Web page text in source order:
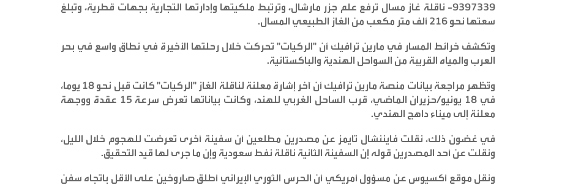
9397339- ناقلة غاز مسال ترفع علم جزر مارشال، وترتبط ملكيتها وإدارتها التجارية بجهات قطرية، وتبلغ
سعتها نحو 216 ألف متر مكعب من الغاز الطبيعي المسال
.
وتكشف خرائط المسار في مارين ترافيك أن "الركيات" تحركت خلال رحلتها الأخيرة في نطاق واسع في بحر
العرب والمياه القريبة من السواحل الهندية والباكستانية.
وتُظهر مراجعة بيانات منصة مارين ترافيك أن آخر إشارة معلنة لناقلة الغاز "الركيات" كانت قبل نحو 18 يوما،
في 18 يونيو/حزيران الماضي، قرب الساحل الغربي للهند، وكانت بياناتها تعرض سرعة 15 عقدة ووجهة
معلنة إلى ميناء داهج الهندي.
في غضون ذلك، نقلت فايننشال تايمز عن مصدرين مطلعين أن سفينة أخرى تعرضت للهجوم خلال الليل،
ونقلت عن أحد المصدرين قوله إن السفينة الثانية ناقلة نفط سعودية وإن ما جرى لها قيد التحقيق.
ونقل موقع أكسيوس عن مسؤول أمريكي أن الحرس الثوري الإيراني أطلق صاروخين على الأقل باتجاه سفن